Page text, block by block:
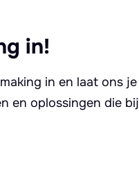
in!
in en laat ons je
en oplossingen die bij